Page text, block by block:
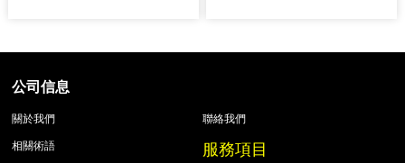
公司信息
關於我們
聯絡我們
相關術語
服務項目